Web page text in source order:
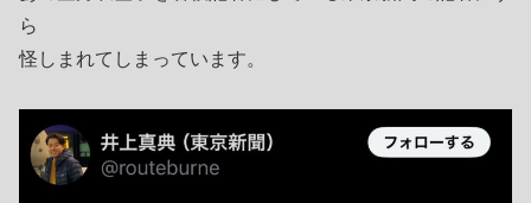
ら
怪しまれてしまっています。